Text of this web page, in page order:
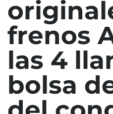
frenos
las 4
bolsa